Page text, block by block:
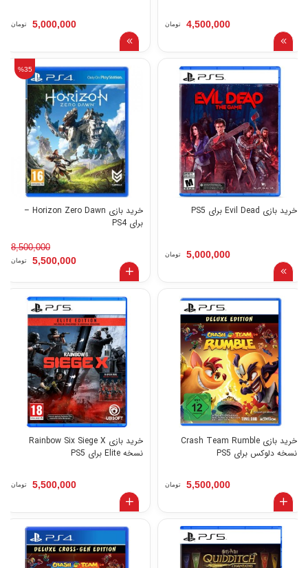
4,500,000 تومان 5,000,000 تومان
خرید بازی Evil Dead برای PS5
5,000,000 تومان
خرید بازی Horizon Zero Dawn –
برای PS4
8,500,000
%35
5,500,000 تومان
خرید بازی Crash Team Rumble
نسخه دلوکس برای PS5
5,500,000 تومان
خرید بازی Rainbow Six Siege X
نسخه Elite برای PS5
5,500,000 تومان